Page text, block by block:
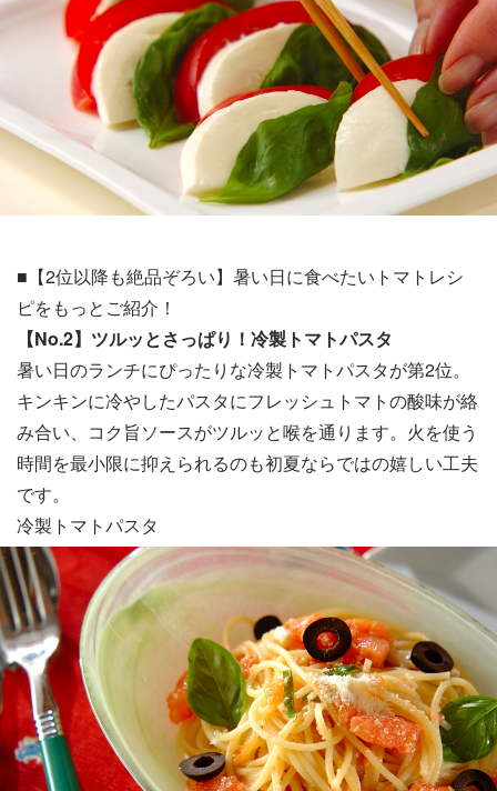
■【2位以降も絶品ぞろい】暑い日に食べたいトマトレシ
ピをもっとご紹介！
【No.2】ツルッとさっぱり！冷製トマトパスタ
暑い日のランチにぴったりな冷製トマトパスタが第2位。
キンキンに冷やしたパスタにフレッシュトマトの酸味が絡
み合い、コク旨ソースがツルッと喉を通ります。火を使う
時間を最小限に抑えられるのも初夏ならではの嬉しい工夫
です。
冷製トマトパスタ